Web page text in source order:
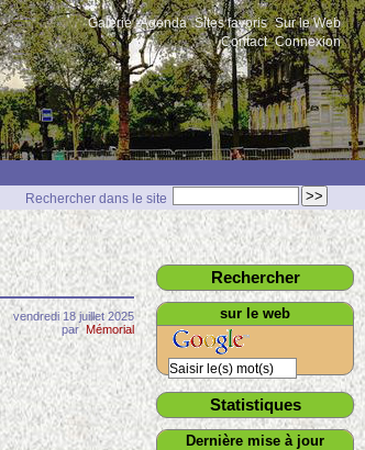
Galerie Agenda Sites favoris Sur le Web
Contact Connexion
Rechercher dans le site
vendredi 18 juillet 2025
parMémorial
Rechercher
sur le web
Statistiques
Dernière mise à jour